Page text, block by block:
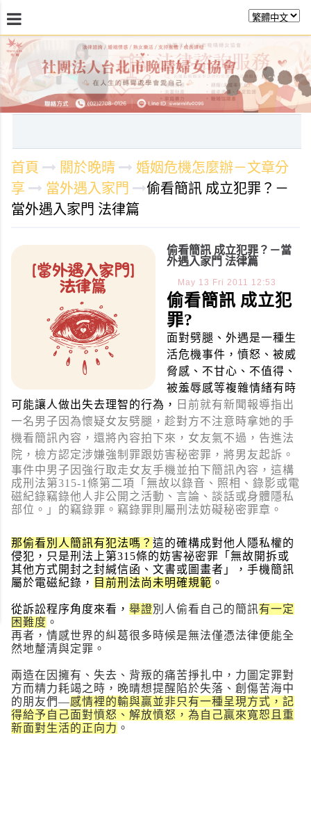
最新消息 關於晚晴 日常服務 課程活動
首頁 關於晚晴
婚姻危機怎麼辦－文章分
享
當外遇入家門
偷看簡訊 成立犯罪？－
當外遇入家門 法律篇
偷看簡訊 成立犯罪？－當
外遇入家門 法律篇
May 13 Fri 2011 12:53
偷看簡訊 成立犯
罪?
面對劈腿、外遇是一種生
活危機事件，憤怒、被威
脅感、不甘心、不值得、
被羞辱感等複雜情緒有時
可能讓人做出失去理智的行為，
日前就有新聞報導指出
一名男子因為懷疑女友劈腿，趁對方不注意時拿她的手
機看簡訊內容，還將內容拍下來，女友氣不過，告進法
院，檢方認定涉嫌強制罪跟妨害秘密罪，將男友起訴。
事件中男子因強行取走女友手機並拍下簡訊內容， 這構
成刑法第315-1條第二項「無故以錄音、照相、 錄影或電
磁紀錄竊錄他人非公開之活動、言論、談話或身體隱私
部位。」的竊錄罪。竊錄罪則屬刑法妨礙秘密罪章。
那偷看別人簡訊有犯法嗎？ 這的確構成對他人隱私權的
侵犯，只是刑法上第315條的妨害祕密罪「無故開拆或
其他方式開封之封緘信函、文書或圖畫者」，手機簡訊
屬於電磁紀錄， 目前刑法尚未明確規範 。
從訴訟程序角度來看， 舉證別人偷看自己的簡訊有一定
困難度 。
再者，情感世界的糾葛很多時候是無法僅憑法律便能全
然地釐清與定罪。
兩造在因擁有、失去、背叛的痛苦掙扎中，力圖定罪對
方而精力耗竭之時，晚晴想提醒陷於失落、創傷苦海中
的朋友們—感情裡的輸與贏並非只有一種呈現方式，記
得給予自己面對憤怒、解放憤怒，為自己贏來寬恕且重
新面對生活的正向力 。